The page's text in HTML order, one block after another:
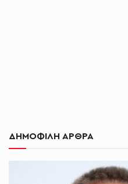
ΔΗΜΟΦΙΛΗ ΑΡΘΡΑ